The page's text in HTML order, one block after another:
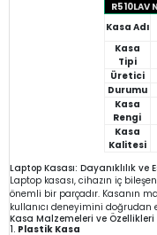
Kasa Adı
Kasa
Tipi
Üretici
Durumu
Kasa
Rengi
Kasa
Kalitesi
Laptop Kasası: Dayanıklılık
Laptop kasası, cihazın iç
önemli bir parçadır. Kasanın
kullanıcı deneyimini doğrudan
Kasa Malzemeleri ve Özellikleri
1. Plastik Kasa